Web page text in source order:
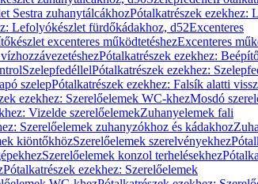
Sestra zuhanytálcákhozPótalkatrészek ezekhez:
Lefolyókészlet fürdőkádakhoz, d52Excenteres
excenteres működtetéshezExcenteres
Pótalkatrészek ezekhez:
SzelepfedéllelPótalkatrészek ezekhez:
szelepPótalkatrészek ezekhez: Falsík alatti
ezekhez: Szerelőelemek WC-khezMosdó
Vizelde szerelőelemekZuhanyelemek fali
Szerelőelemek zuhanyzókhoz és kádakhoz
kiöntőkhözSzerelőelemek szerelvényekhez
Szerelőelemek konzol terhelésekhez
Pótalkatrészek ezekhez: Szerelőelemek